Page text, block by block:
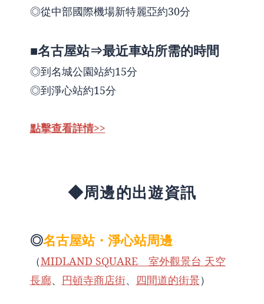
◎從中部國際機場新特麗亞約30分
■名古屋站⇒最近車站所需的時間
◎到名城公園站約15分
◎到淨心站約15分
點擊查看詳情>>
◆周邊的出遊資訊
◎名古屋站・淨心站周邊
（MIDLAND SQUARE 室外觀景台 天空
長廊、 円頓寺商店街、 四間道的街景）